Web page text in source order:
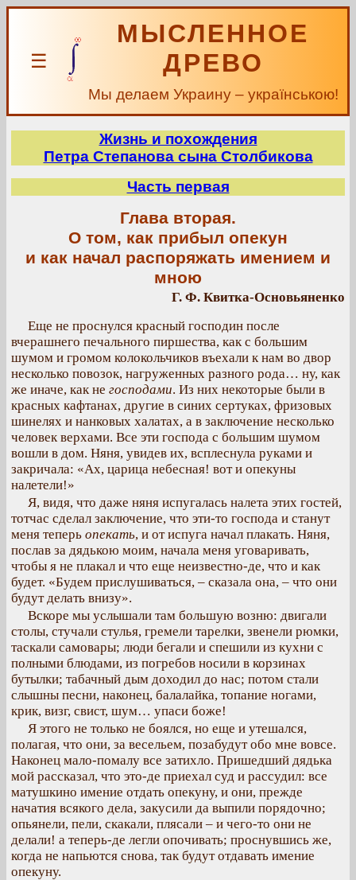
☰
МЫСЛЕННОЕ
ДРЕВО
Мы делаем Украину – українською!
Жизнь и похождения
Петра Степанова сына Столбикова
Часть первая
Глава вторая.
О том, как прибыл опекун
и как начал распоряжать имением и
мною
Г. Ф. Квитка-Основьяненко
Еще не проснулся красный господин после
вчерашнего печального пиршества, как с большим
шумом и громом колокольчиков въехали к нам во двор
несколько повозок, нагруженных разного рода… ну, как
же иначе, как не господами. Из них некоторые были в
красных кафтанах, другие в синих сертуках, фризовых
шинелях и нанковых халатах, а в заключение несколько
человек верхами. Все эти господа с большим шумом
вошли в дом. Няня, увидев их, всплеснула руками и
закричала: «Ах, царица небесная! вот и опекуны
налетели!»
Я, видя, что даже няня испугалась налета этих гостей,
тотчас сделал заключение, что эти-то господа и станут
меня теперь опекать, и от испуга начал плакать. Няня,
послав за дядькою моим, начала меня уговаривать,
чтобы я не плакал и что еще неизвестно-де, что и как
будет. «Будем прислушиваться, – сказала она, – что они
будут делать внизу».
Вскоре мы услышали там большую возню: двигали
столы, стучали стулья, гремели тарелки, звенели рюмки,
таскали самовары; люди бегали и спешили из кухни с
полными блюдами, из погребов носили в корзинах
бутылки; табачный дым доходил до нас; потом стали
слышны песни, наконец, балалайка, топание ногами,
крик, визг, свист, шум… упаси боже!
Я этого не только не боялся, но еще и утешался,
полагая, что они, за весельем, позабудут обо мне вовсе.
Наконец мало-помалу все затихло. Пришедший дядька
мой рассказал, что это-де приехал суд и рассудил: все
матушкино имение отдать опекуну, и они, прежде
начатия всякого дела, закусили да выпили порядочно;
опьянели, пели, скакали, плясали – и чего-то они не
делали! а теперь-де легли опочивать; проснувшись же,
когда не напьются снова, так будут отдавать имение
опекуну.